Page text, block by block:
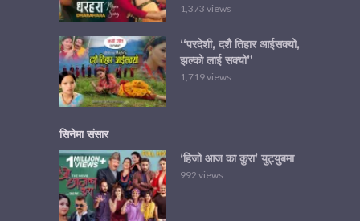
1,373 views
“परदेशी, दशै तिहार आईसक्यो,
झल्को लाई सक्यो”
1,719 views
सिनेमा संसार
‘हिजो आज का कुरा’ युट्युबमा
992 views